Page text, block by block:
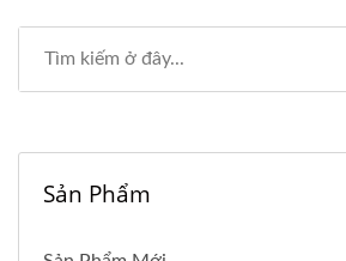
Sản Phẩm